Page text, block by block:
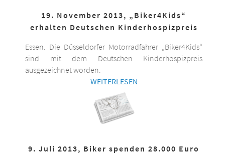
19. November 2013, „Biker4Kids“
erhalten Deutschen Kinderhospizpreis
Essen. Die Düsseldorfer Motorradfahrer „Biker4Kids“
sind mit dem Deutschen Kinderhospizpreis
ausgezeichnet worden.
WEITERLESEN
9. Juli 2013, Biker spenden 28.000 Euro